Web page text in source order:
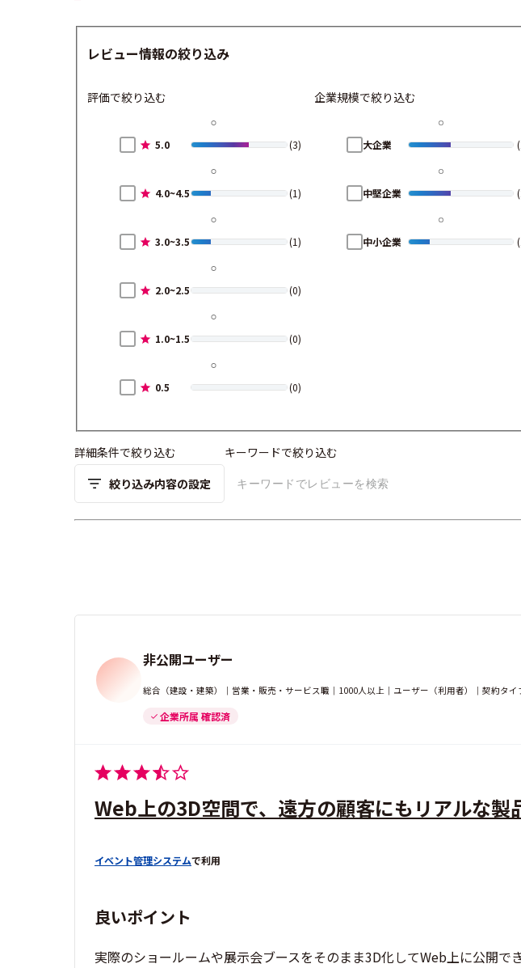
レビュー情報の絞り込み
評価で絞り込む
5.0 (3)
4.0~4.5 (1)
3.0~3.5 (1)
2.0~2.5 (0)
1.0~1.5 (0)
0.5 (0)
企業規模で絞り込む
大企業
中堅企業
中小企業
詳細条件で絞り込む
絞り込み内容の設定
キーワードで絞り込む
非公開ユーザー
総合（建設・建築）｜営業・販売・サービス職｜1000人以上｜ユーザー（利用者）｜契約タイ
企業所属 確認済
Web上の3D空間で、遠方の顧客にもリアルな製
イベント管理システムで利用
良いポイント
実際のショールームや展示会ブースをそのまま3D化してWeb上に公開で